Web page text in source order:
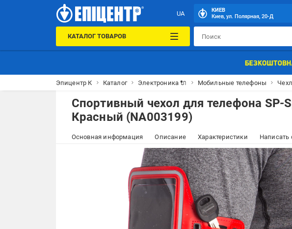
UA
КИЕВ
Киев, ул. Полярная, 20-Д
КАТАЛОГ ТОВАРОВ
Эпицентр К Каталог Электроника 🔌 Мобильные телефоны
Спортивный чехол для телефона SP-
Красный (NA003199)
Основная информация Описание Характеристики Написать